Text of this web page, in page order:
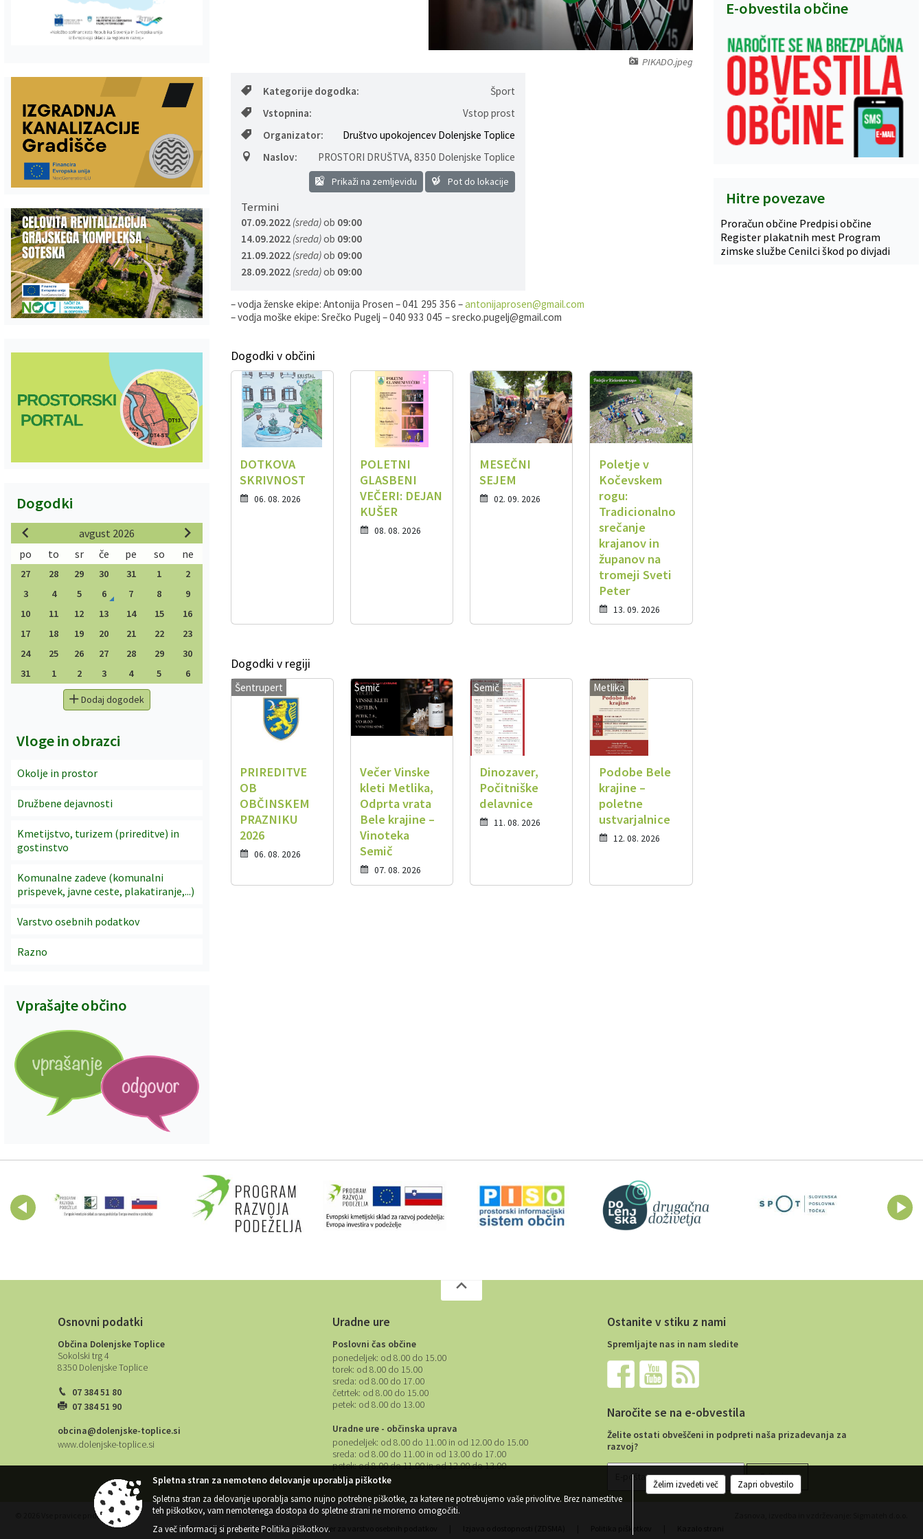
PIKADO.jpeg
Kategorije dogodka:
Šport
Vstopnina:
Vstop prost
Organizator:
Društvo upokojencev Dolenjske Toplice
Naslov:
PROSTORI DRUŠTVA, 8350 Dolenjske Toplice
Prikaži na zemljevidu Pot do lokacije
Termini
07.09.2022(sreda)ob 09:00
14.09.2022(sreda)ob 09:00
21.09.2022(sreda)ob 09:00
28.09.2022(sreda)ob 09:00
– vodja ženske ekipe: Antonija Prosen – 041 295 356 –antonijaprosen@gmail.com
– vodja moške ekipe: Srečko Pugelj – 040 933 045 – srecko.pugelj@gmail.com
Dogodki v občini
DOTKOVA
SKRIVNOST
06. 08. 2026
POLETNI
GLASBENI
VEČERI: DEJAN
KUŠER
08. 08. 2026
MESEČNI
SEJEM
02. 09. 2026
Poletje v
Kočevskem
rogu:
Tradicionalno
srečanje
krajanov in
županov na
tromeji Sveti
Peter
13. 09. 2026
Dogodki v regiji
Šentrupert
PRIREDITVE
OB
OBČINSKEM
PRAZNIKU
2026
06. 08. 2026
Semič
Večer Vinske
kleti Metlika,
Odprta vrata
Bele krajine –
Vinoteka
Semič
07. 08. 2026
Semič
Dinozaver,
Počitniške
delavnice
11. 08. 2026
Metlika
Podobe Bele
krajine –
poletne
ustvarjalnice
12. 08. 2026
Dogodki
avgust 2026
po
to sr če pe so ne
27 28 29 30 31 1
2
3
4 5 6 7 8
9
10
11 12 13 14 15
16
17
18 19 20 21 22
23
24
25 26 27 28 29
30
31
1 2 3 4 5 6
Dodaj dogodek
Vloge in obrazci
Okolje in prostor
Družbene dejavnosti
Kmetijstvo, turizem (prireditve) in
gostinstvo
Komunalne zadeve (komunalni
prispevek, javne ceste, plakatiranje,...)
Varstvo osebnih podatkov
Razno
Vprašajte občino
E-obvestila občine
Hitre povezave
Proračun občine Predpisi občine
Register plakatnih mest Program
zimske službe Cenilci škod po divjadi
Osnovni podatki
Občina Dolenjske Toplice
Sokolski trg 4
8350 Dolenjske Toplice
07 384 51 80
07 384 51 90
obcina@dolenjske-toplice.si
www.dolenjske-toplice.si
Uradne ure
Poslovni čas občine
ponedeljek: od 8.00 do 15.00
torek: od 8.00 do 15.00
sreda: od 8.00 do 17.00
četrtek: od 8.00 do 15.00
petek: od 8.00 do 13.00
Uradne ure - občinska uprava
ponedeljek: od 8.00 do 11.00 in od 12.00 do 15.00
sreda: od 8.00 do 11.00 in od 13.00 do 17.00
petek:od 8.00 do 11.00 in od 12.00 do 13.00
Ostanite v stiku z nami
Spremljajte nas in nam sledite
Naročite se na e-obvestila
Želite ostati obveščeni in podpreti naša prizadevanja za
razvoj?
© 2026 Vse pravice pridržane
Splošni pogoji spletne strani
| Center za varstvo osebnih podatkov
Spletna stran za nemoteno delovanje uporablja piškotke
Spletna stran za delovanje uporablja samo nujno potrebne piškotke, za katere ne potrebujemo vaše privolitve. Brez namestitve
teh piškotkov, vam nemotenega dostopa do spletne strani ne moremo omogočiti.
Za več informacij si preberitePolitika piškotkov.
Želim izvedeti več Zapri obvestilo
Gospodarstvo
Katalog informacij javnega značaja
Vizitka občine
Skupne službe
Predpisi in odloki
Lokalne volitve
Folklorna skupina DPŽ Dolenjske Toplice